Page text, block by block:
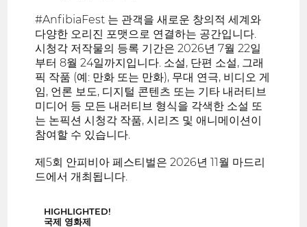
#AnfibiaFest 는 관객을 새로운 창의적 세계와
다양한 오리진 포맷으로 연결하는 공간입니다.
시청각 저작물의 등록 기간은 2026년 7월 22일
부터 8월 24일까지입니다. 소설, 단편 소설, 그래
픽 작품 (예: 만화 또는 만화), 무대 연극, 비디오 게
임, 언론 보도, 디지털 콘텐츠 또는 기타 내러티브
미디어 등 모든 내러티브 형식을 각색한 소설 또
는 논픽션 시청각 작품, 시리즈 및 애니메이션이
참여할 수 있습니다.
제5회 안피비아 페스티벌은 2026년 11월 마드리
드에서 개최됩니다.
HIGHLIGHTED!
국제 영화제